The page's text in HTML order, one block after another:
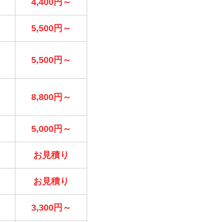
5,500円～
5,500円～
8,800円～
5,000円～
お見積り
お見積り
3,300円～